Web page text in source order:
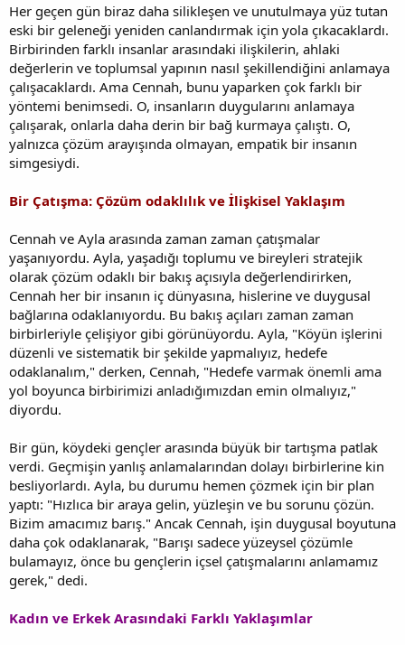
Her geçen gün biraz daha silikleşen ve unutulmaya yüz tutan
eski bir geleneği yeniden canlandırmak için yola çıkacaklardı.
Birbirinden farklı insanlar arasındaki ilişkilerin, ahlaki
değerlerin ve toplumsal yapının nasıl şekillendiğini anlamaya
çalışacaklardı. Ama Cennah, bunu yaparken çok farklı bir
yöntemi benimsedi. O, insanların duygularını anlamaya
çalışarak, onlarla daha derin bir bağ kurmaya çalıştı. O,
yalnızca çözüm arayışında olmayan, empatik bir insanın
simgesiydi.
Bir Çatışma: Çözüm odaklılık ve İlişkisel Yaklaşım
Cennah ve Ayla arasında zaman zaman çatışmalar
yaşanıyordu. Ayla, yaşadığı toplumu ve bireyleri stratejik
olarak çözüm odaklı bir bakış açısıyla değerlendirirken,
Cennah her bir insanın iç dünyasına, hislerine ve duygusal
bağlarına odaklanıyordu. Bu bakış açıları zaman zaman
birbirleriyle çelişiyor gibi görünüyordu. Ayla, "Köyün işlerini
düzenli ve sistematik bir şekilde yapmalıyız, hedefe
odaklanalım," derken, Cennah, "Hedefe varmak önemli ama
yol boyunca birbirimizi anladığımızdan emin olmalıyız,"
diyordu.
Bir gün, köydeki gençler arasında büyük bir tartışma patlak
verdi. Geçmişin yanlış anlamalarından dolayı birbirlerine kin
besliyorlardı. Ayla, bu durumu hemen çözmek için bir plan
yaptı: "Hızlıca bir araya gelin, yüzleşin ve bu sorunu çözün.
Bizim amacımız barış." Ancak Cennah, işin duygusal boyutuna
daha çok odaklanarak, "Barışı sadece yüzeysel çözümle
bulamayız, önce bu gençlerin içsel çatışmalarını anlamamız
gerek," dedi.
Kadın ve Erkek Arasındaki Farklı Yaklaşımlar